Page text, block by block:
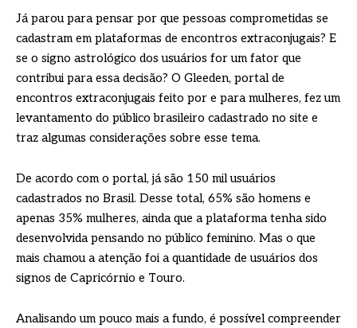
Já parou para pensar por que pessoas comprometidas se
cadastram em plataformas de encontros extraconjugais? E
se o signo astrológico dos usuários for um fator que
contribui para essa decisão? O Gleeden, portal de
encontros extraconjugais feito por e para mulheres, fez um
levantamento do público brasileiro cadastrado no site e
traz algumas considerações sobre esse tema.
De acordo com o portal, já são 150 mil usuários
cadastrados no Brasil. Desse total, 65% são homens e
apenas 35% mulheres, ainda que a plataforma tenha sido
desenvolvida pensando no público feminino. Mas o que
mais chamou a atenção foi a quantidade de usuários dos
signos de Capricórnio e Touro.
Analisando um pouco mais a fundo, é possível compreender